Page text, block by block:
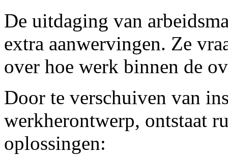
De uitdaging van
extra aanwervingen. Ze
over hoe werk binnen de
Door te verschuiven van
werkherontwerp, ontstaat
oplossingen: